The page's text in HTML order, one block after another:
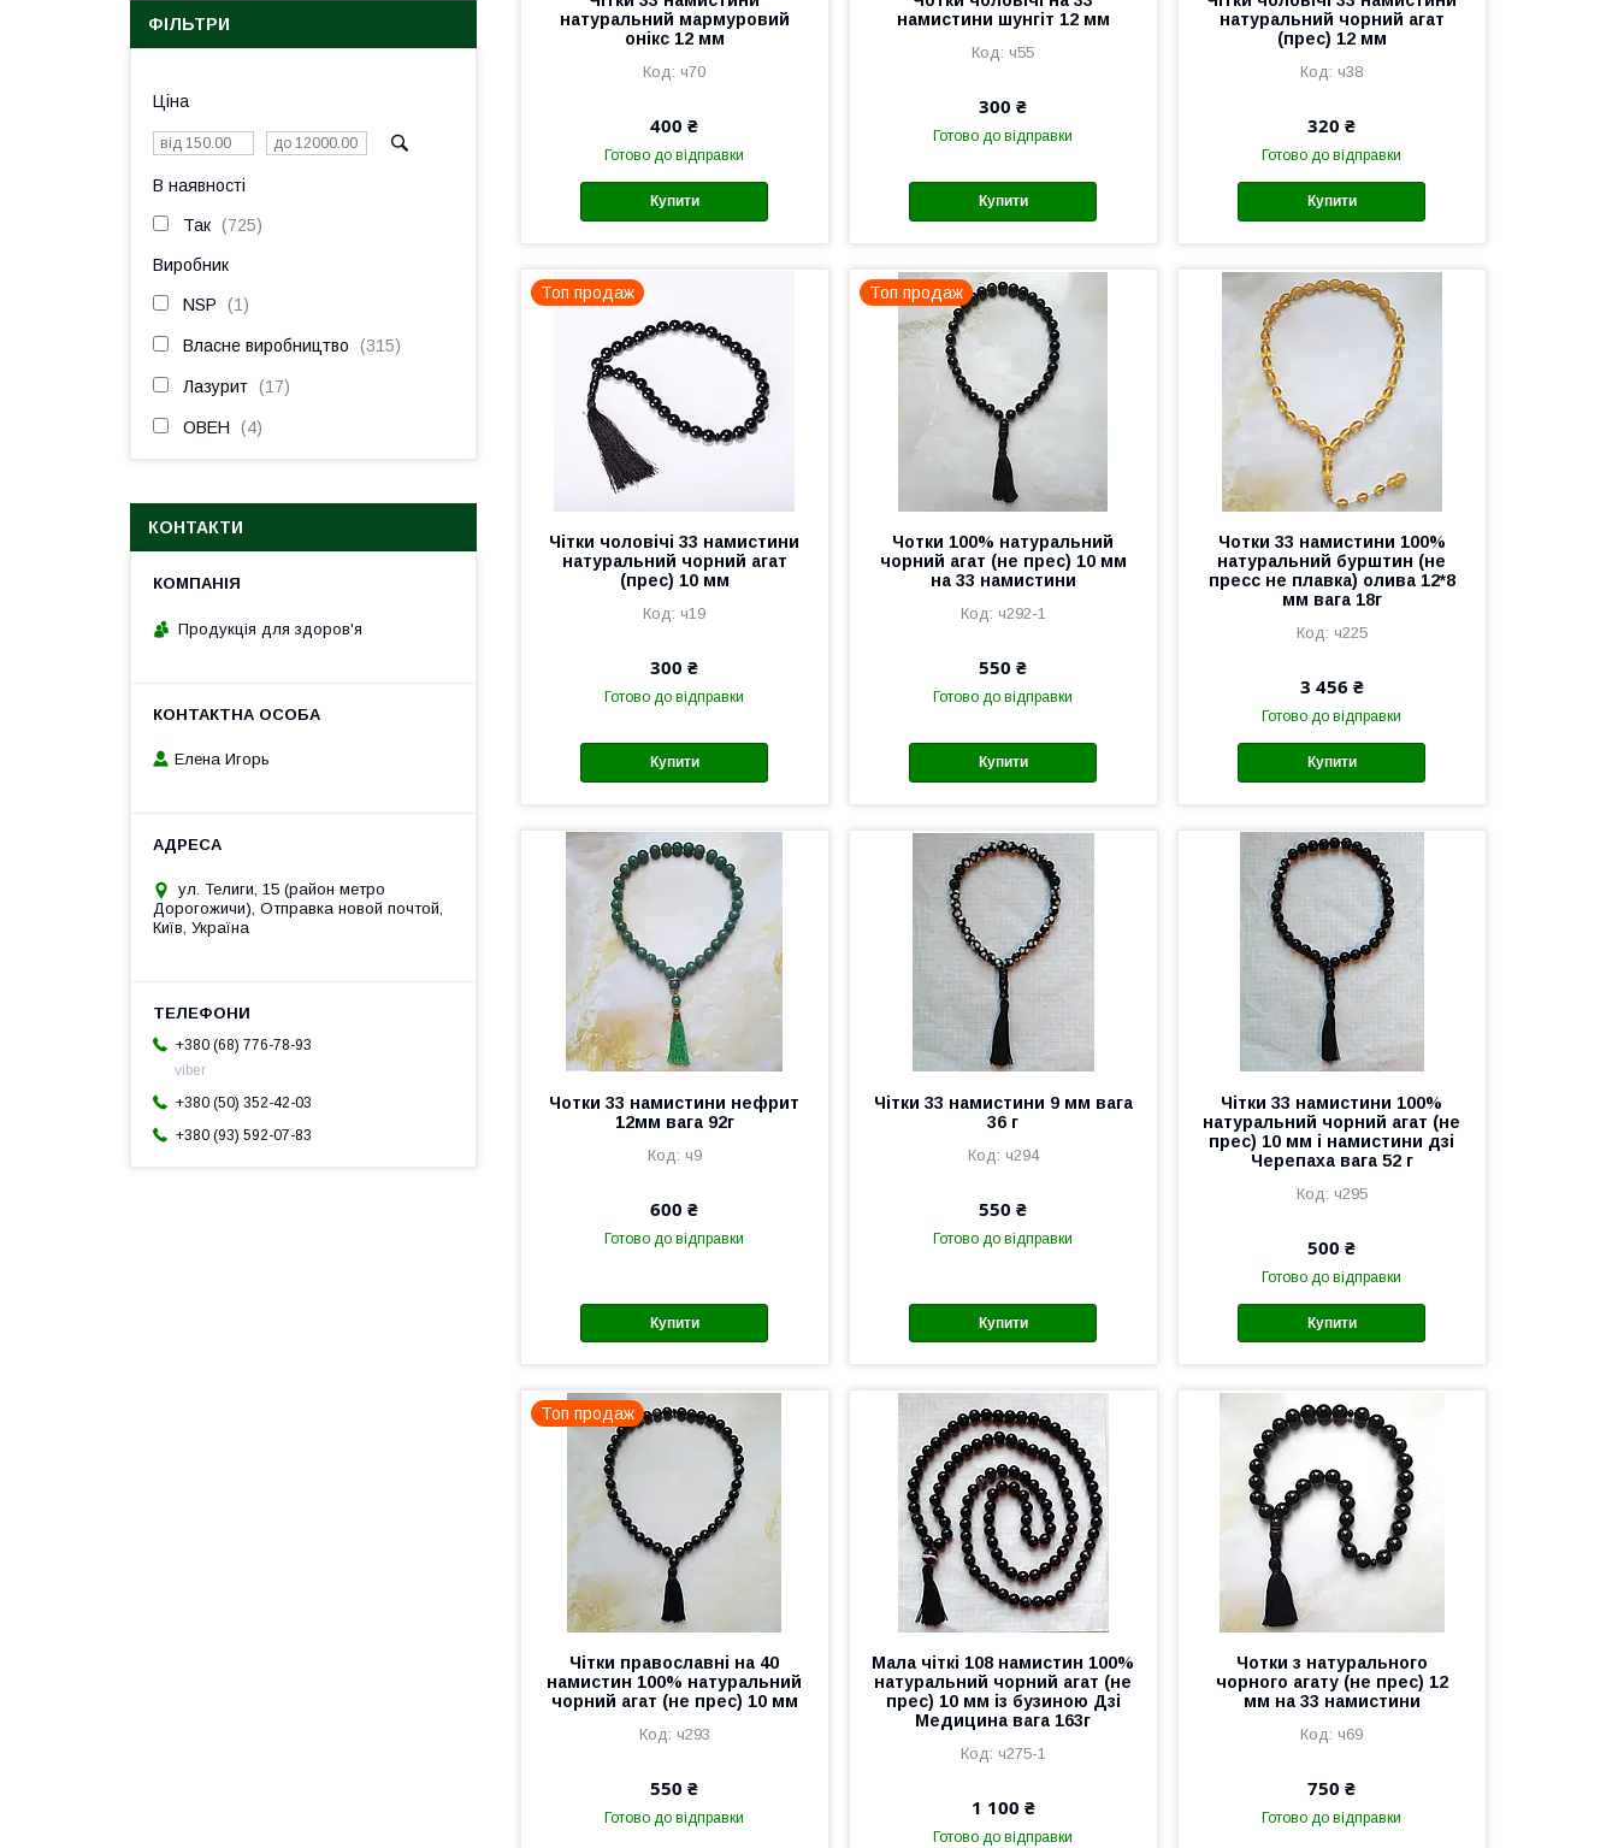
натуральний мармуровий
онікс 12 мм
ч70
400 ₴
Готово до відправки
Купити
намистини шунгіт 12 мм
ч55
300 ₴
Готово до відправки
Купити
натуральний чорний агат
(прес) 12 мм
ч38
320 ₴
Готово до відправки
Купити
Топ продаж
Чітки чоловічі 33 намистини
натуральний чорний агат
(прес) 10 мм
ч19
300 ₴
Готово до відправки
Купити
Топ продаж
Чотки 100% натуральний
чорний агат (не прес) 10 мм
на 33 намистини
ч292-1
550 ₴
Готово до відправки
Купити
Чотки 33 намистини 100%
натуральний бурштин (не
пресс не плавка) олива 12*8
мм вага 18г
ч225
3 456 ₴
Готово до відправки
Купити
Чотки 33 намистини нефрит
12мм вага 92г
ч9
600 ₴
Готово до відправки
Купити
Чітки 33 намистини 9 мм вага
36 г
ч294
550 ₴
Готово до відправки
Купити
Чітки 33 намистини 100%
натуральний чорний агат (не
прес) 10 мм і намистини дзі
Черепаха вага 52 г
ч295
500 ₴
Готово до відправки
Купити
Топ продаж
Чітки православні на 40
намистин 100% натуральний
чорний агат (не прес) 10 мм
ч293
550 ₴
Готово до відправки
Мала чіткі 108 намистин 100%
натуральний чорний агат (не
прес) 10 мм із бузиною Дзі
Медицина вага 163г
ч275-1
1 100 ₴
Готово до відправки
Чотки з натурального
чорного агату (не прес) 12
мм на 33 намистини
ч69
750 ₴
Готово до відправки
ФІЛЬТРИ
Ціна
В наявності
Так 725
Виробник
NSP 1
Власне виробництво 315
Лазурит 17
ОВЕН 4
КОНТАКТИ
Продукція для здоров'я
Елена Игорь
ул. Телиги, 15 (район метро
Дорогожичи), Отправка новой почтой,
Київ, Україна
+380 (68) 776-78-93
viber
+380 (50) 352-42-03
+380 (93) 592-07-83